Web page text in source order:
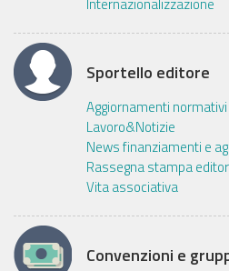
Sportello editore
Aggiornamenti
Lavoro&Notizie
News finanziamenti e
Rassegna stampa
Vita associativa
Convenzioni e